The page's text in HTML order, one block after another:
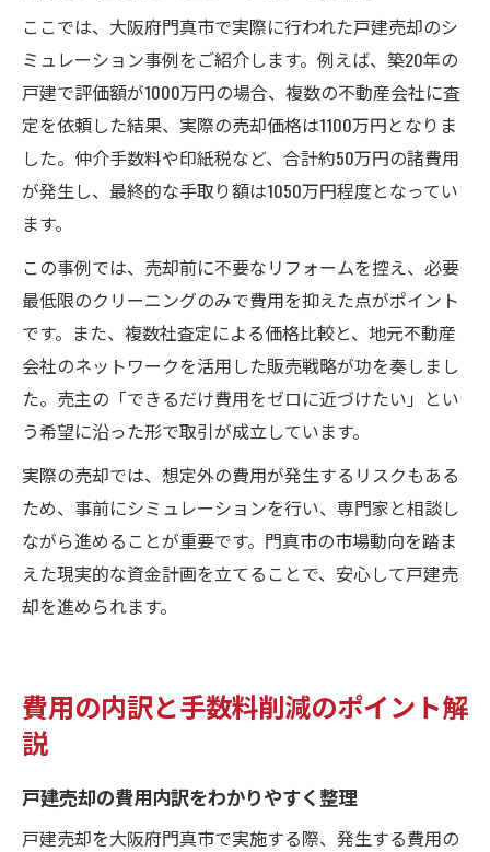
ここでは、大阪府門真市で実際に行われた戸建売却のシ
ミュレーション事例をご紹介します。例えば、築20年の
戸建で評価額が1000万円の場合、複数の不動産会社に査
定を依頼した結果、実際の売却価格は1100万円となりま
した。仲介手数料や印紙税など、合計約50万円の諸費用
が発生し、最終的な手取り額は1050万円程度となってい
ます。
この事例では、売却前に不要なリフォームを控え、必要
最低限のクリーニングのみで費用を抑えた点がポイント
です。また、複数社査定による価格比較と、地元不動産
会社のネットワークを活用した販売戦略が功を奏しまし
た。売主の「できるだけ費用をゼロに近づけたい」とい
う希望に沿った形で取引が成立しています。
実際の売却では、想定外の費用が発生するリスクもある
ため、事前にシミュレーションを行い、専門家と相談し
ながら進めることが重要です。門真市の市場動向を踏ま
えた現実的な資金計画を立てることで、安心して戸建売
却を進められます。
費用の内訳と手数料削減のポイント解
説
戸建売却の費用内訳をわかりやすく整理
戸建売却を大阪府門真市で実施する際、発生する費用の